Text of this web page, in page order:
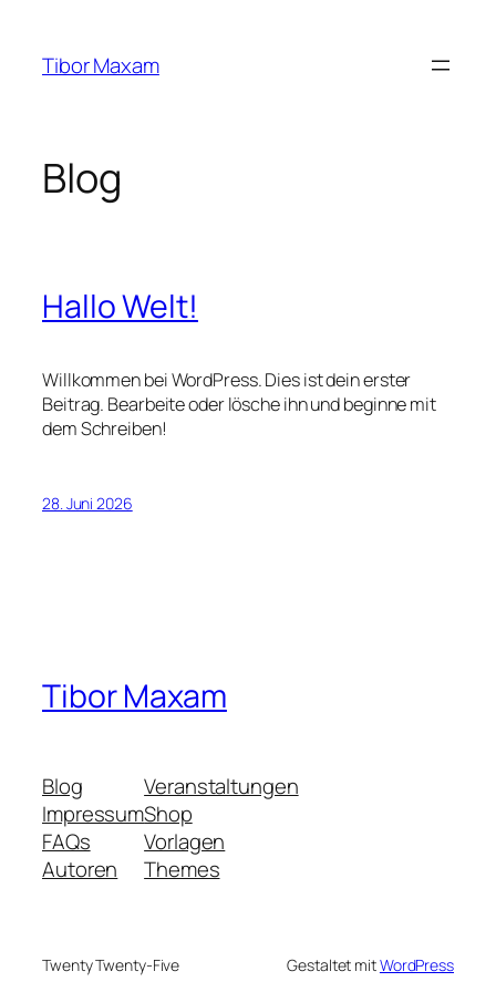
springen
Tibor Maxam
Blog
Hallo Welt!
Willkommen bei WordPress. Dies ist dein erster
Beitrag. Bearbeite oder lösche ihn und beginne mit
dem Schreiben!
28. Juni 2026
Tibor Maxam
Blog
Impressum
FAQs
Autoren
Veranstaltungen
Shop
Vorlagen
Themes
Twenty Twenty-Five Gestaltet mitWordPress